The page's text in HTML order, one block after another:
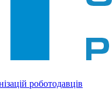
роботодавців